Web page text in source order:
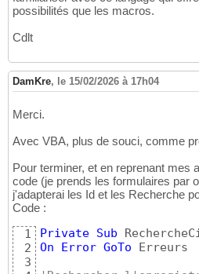
possibilités que les macros.
Cdlt
DamKre, le 15/02/2026 à 17h04
Merci.
Avec VBA, plus de souci, comme
Pour terminer, et en reprenant mes
code (je prends les formulaires par
j'adapterai les Id et les Recherche
Code :
1
2
3
Private Sub
On
Error GoTo Erreurs